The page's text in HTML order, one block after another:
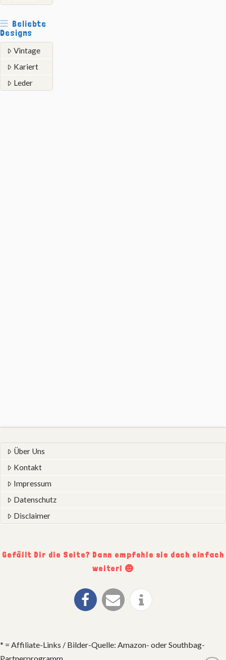
Beliebte
Designs
Vintage
Kariert
Leder
Über Uns
Kontakt
Impressum
Datenschutz
Disclaimer
Gefällt Dir die Seite? Dann empfehle sie doch einfach
weiter!
* = Affiliate-Links / Bilder-Quelle: Amazon- oder Southbag-